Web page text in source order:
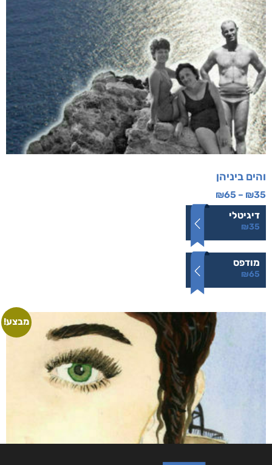
והים ביניהן
₪35
–
₪65
דיגיטלי
₪35
מודפס
₪65
מבצע!